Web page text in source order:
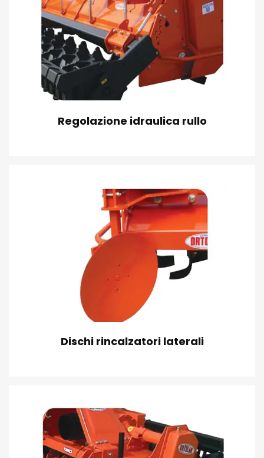
Regolazione idraulica rullo
Dischi rincalzatori laterali